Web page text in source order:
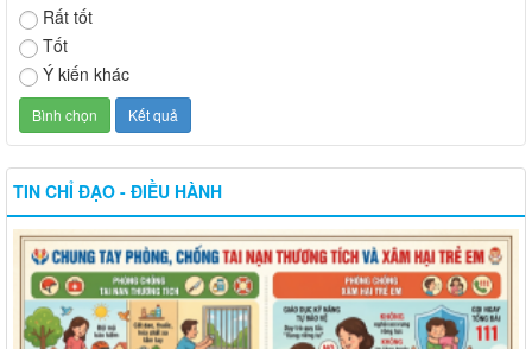
Rất tốt
Tốt
Ý kiến khác
TIN CHỈ ĐẠO - ĐIỀU HÀNH